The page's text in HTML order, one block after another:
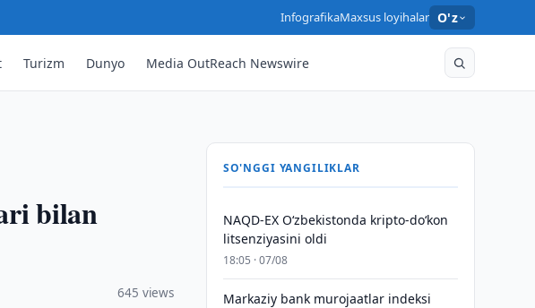
InfografikaMaxsus loyihalar O'z
Turizm Dunyo Media OutReach Newswire
bilan
645 views
SO'NGGI YANGILIKLAR
NAQD-EX O‘zbekistonda kripto-do‘kon
litsenziyasini oldi
18:05 · 07/08
Markaziy bank murojaatlar indeksi